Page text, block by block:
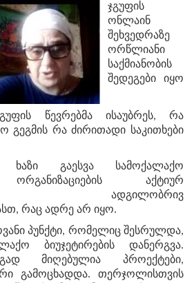
ჯგუფის
ონლაინ
შეხვედრაზე
ორწლიანი
საქმიანობის
შედეგები იყო
წევრებმა ისაუბრეს, რა
გეგმის რა ძირითადი საკითხები
გაესვა სამოქალაქო
ორგანიზაციების აქტიურ
ადგილობრივ
რაც ადრე არ იყო.
პუნქტი, რომელიც შესრულდა,
ბიუჯეტირების დანერგვა.
მიღებულია პროექტები,
გამოცხადდა. თერჯოლისთვის